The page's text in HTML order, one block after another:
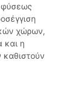
φύσεως
χώρων,
και η
καθιστούν